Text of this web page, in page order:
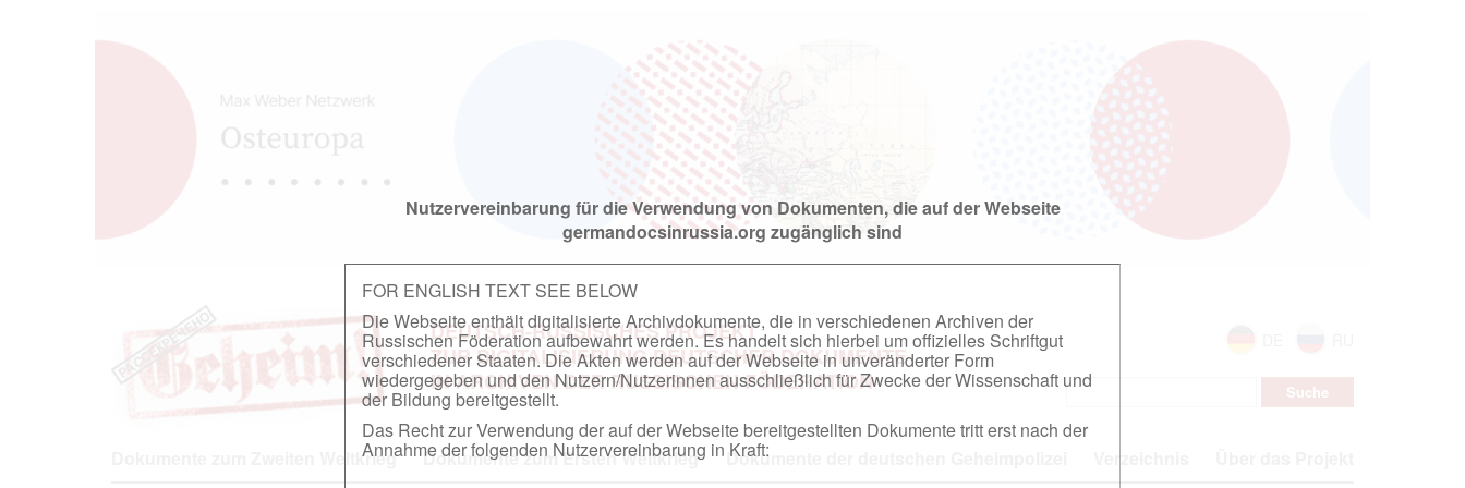
Nutzervereinbarung für die Verwendung von Dokumenten, die auf der Webseite
germandocsinrussia.org zugänglich sind
FOR ENGLISH TEXT SEE BELOW
Die Webseite enthält digitalisierte Archivdokumente, die in verschiedenen Archiven der
Russischen Föderation aufbewahrt werden. Es handelt sich hierbei um offizielles Schriftgut
verschiedener Staaten. Die Akten werden auf der Webseite in unveränderter Form
wiedergegeben und den Nutzern/Nutzerinnen ausschließlich für Zwecke der Wissenschaft und
der Bildung bereitgestellt.
Das Recht zur Verwendung der auf der Webseite bereitgestellten Dokumente tritt erst nach der
Annahme der folgenden Nutzervereinbarung in Kraft:
DEUTSCH-RUSSISCHES PROJEKT
ZUR DIGITALISIERUNG DEUTSCHER DOKUMENTE
IN ARCHIVEN DER RUSSISCHEN FÖDERATION
Dokumente zum Zweiten Weltkrieg Dokumente zum Ersten Weltkrieg Dokumente der deutschen Geheimpolizei